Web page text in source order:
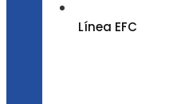
Línea EFC